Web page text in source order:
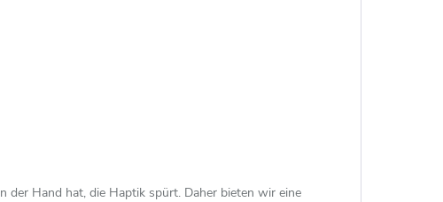
der Hand hat, die Haptik spürt. Daher bieten wir eine